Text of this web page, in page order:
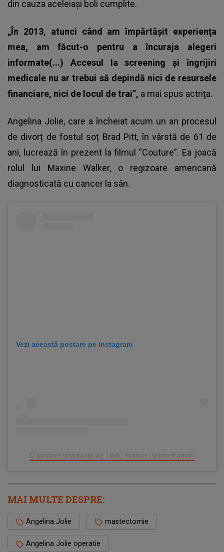
din cauza aceleiași boli cumplite.
„În 2013, atunci când am împărtăşit experienţa
mea, am făcut-o pentru a încuraja alegeri
informate(...) Accesul la screening şi îngrijiri
medicale nu ar trebui să depindă nici de resursele
financiare, nici de locul de trai”, a mai spus actrița.
Angelina Jolie, care a încheiat acum un an procesul
de divorț de fostul soț Brad Pitt, în vârstă de 61 de
ani, lucrează în prezent la filmul ”Couture”. Ea joacă
rolul lui Maxine Walker, o regizoare americană
diagnosticată cu cancer la sân.
Vezi această postare pe Instagram
O postare distribuită de TIME France (@timefrance)
MAI MULTE DESPRE:
Angelina Jolie mastectomie
Angelina Jolie operatie